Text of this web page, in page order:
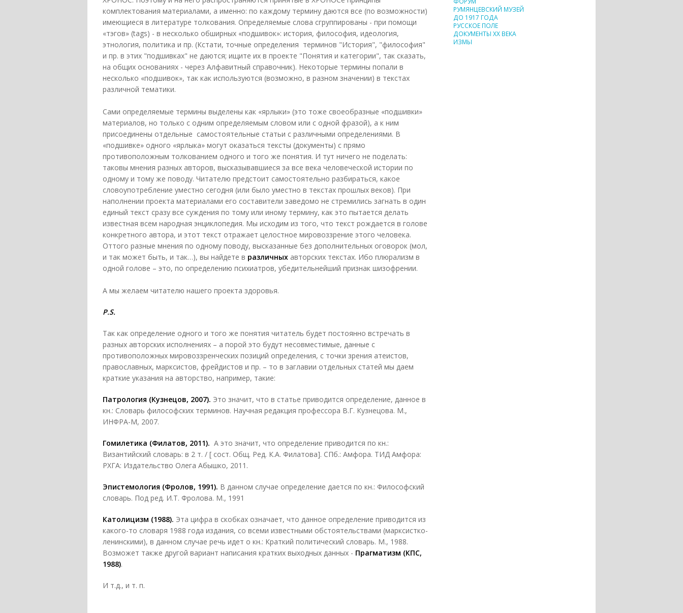
комплектования материалами, а именно: по каждому термину даются все (по возможности)
имеющиеся в литературе толкования. Определяемые слова сгруппированы - при помощи
«тэгов» (tags) - в несколько обширных «подшивок»: история, философия, идеология,
этнология, политика и пр. (Кстати, точные определения терминов "История", "философия"
и пр. в этих "подшивках" не даются; ищите их в проекте "Понятия и категории", так сказать,
на общих основаниях - через Алфавитный справочник). Некоторые термины попали в
несколько «подшивок», так как используются (возможно, в разном значении) в текстах
различной тематики.
Сами определяемые термины выделены как «ярлыки» (это тоже своеобразные «подшивки»
материалов, но только с одним определяемым словом или с одной фразой), а к ним
присоединены отдельные самостоятельные статьи с различными определениями. В
«подшивке» одного «ярлыка» могут оказаться тексты (документы) с прямо
противоположным толкованием одного и того же понятия. И тут ничего не поделать:
таковы мнения разных авторов, высказывавшиеся за все века человеческой истории по
одному и тому же поводу. Читателю предстоит самостоятельно разбираться, какое
словоупотребление уместно сегодня (или было уместно в текстах прошлых веков). При
наполнении проекта материалами его составители заведомо не стремились загнать в один
единый текст сразу все суждения по тому или иному термину, как это пытается делать
известная всем народная энциклопедия. Мы исходим из того, что текст рождается в голове
конкретного автора, и этот текст отражает целостное мировоззрение этого человека.
Оттого разные мнения по одному поводу, высказанные без дополнительных оговорок (мол,
и так может быть, и так…), вы найдете в различных авторских текстах. Ибо плюрализм в
одной голове – это, по определению психиатров, убедительнейший признак шизофрении.
А мы желаем читателю нашего проекта здоровья.
P.S.
Так как определение одного и того же понятия читатель будет постоянно встречать в
разных авторских исполнениях – а порой это будут несовместимые, данные с
противоположных мировоззренческих позиций определения, с точки зрения атеистов,
православных, марксистов, фрейдистов и пр. – то в заглавии отдельных статей мы даем
краткие указания на авторство, например, такие:
Патрология (Кузнецов, 2007). Это значит, что в статье приводится определение, данное в
кн.: Словарь философских терминов. Научная редакция профессора В.Г. Кузнецова. М.,
ИНФРА-М, 2007.
Гомилетика (Филатов, 2011). А это значит, что определение приводится по кн.:
Византийский словарь: в 2 т. / [ сост. Общ. Ред. К.А. Филатова]. СПб.: Амфора. ТИД Амфора:
РХГА: Издательство Олега Абышко, 2011.
Эпистемология (Фролов, 1991). В данном случае определение дается по кн.: Философский
словарь. Под ред. И.Т. Фролова. М., 1991
Католицизм (1988). Эта цифра в скобках означает, что данное определение приводится из
какого-то словаря 1988 года издания, со всеми известными обстоятельствами (марксистко-
ленинскими), в данном случае речь идет о кн.: Краткий политический словарь. М., 1988.
Возможет также другой вариант написания кратких выходных данных - Прагматизм (КПС,
1988).
И т.д., и т. п.
РУМЯНЦЕВСКИЙ МУЗЕЙ
ДО 1917 ГОДА
РУССКОЕ ПОЛЕ
ДОКУМЕНТЫ XX ВЕКА
ИЗМЫ